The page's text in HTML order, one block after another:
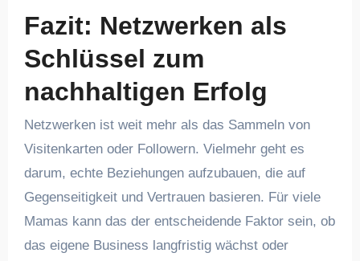
Fazit: Netzwerken als
Schlüssel zum
nachhaltigen Erfolg
Netzwerken ist weit mehr als das Sammeln von
Visitenkarten oder Followern. Vielmehr geht es
darum, echte Beziehungen aufzubauen, die auf
Gegenseitigkeit und Vertrauen basieren. Für viele
Mamas kann das der entscheidende Faktor sein, ob
das eigene Business langfristig wächst oder